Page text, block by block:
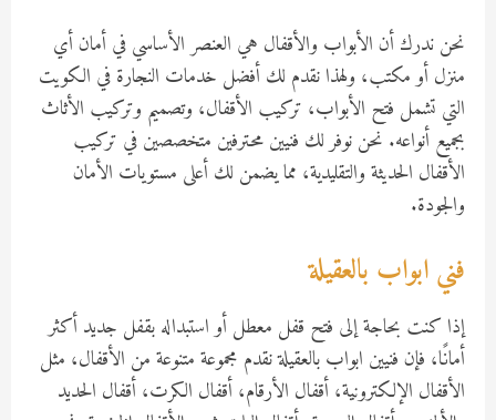
نحن ندرك أن الأبواب والأقفال هي العنصر الأساسي في أمان أي
منزل أو مكتب، ولهذا نقدم لك أفضل خدمات النجارة في الكويت
التي تشمل فتح الأبواب، تركيب الأقفال، وتصميم وتركيب الأثاث
بجميع أنواعه. نحن نوفر لك فنيين محترفين متخصصين في تركيب
الأقفال الحديثة والتقليدية، مما يضمن لك أعلى مستويات الأمان
والجودة.
فني ابواب بالعقيلة
إذا كنت بحاجة إلى فتح قفل معطل أو استبداله بقفل جديد أكثر
أمانًا، فإن فنيين ابواب بالعقيلة نقدم مجموعة متنوعة من الأقفال، مثل
الأقفال الإلكترونية، أقفال الأرقام، أقفال الكرت، أقفال الحديد